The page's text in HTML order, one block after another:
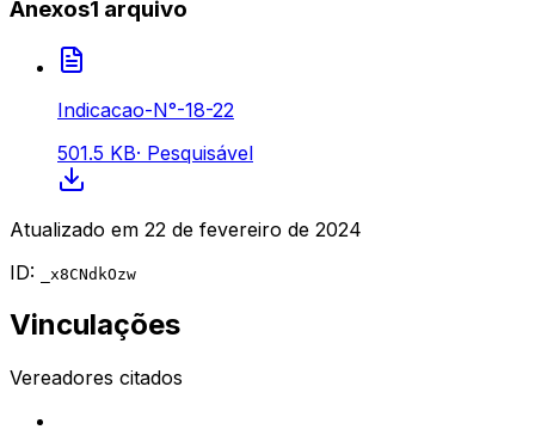
Anexos1 arquivo
Indicacao-N°-18-22
501.5 KB· Pesquisável
Atualizado em 22 de fevereiro de 2024
ID:
_x8CNdkOzw
Vinculações
Vereadores citados